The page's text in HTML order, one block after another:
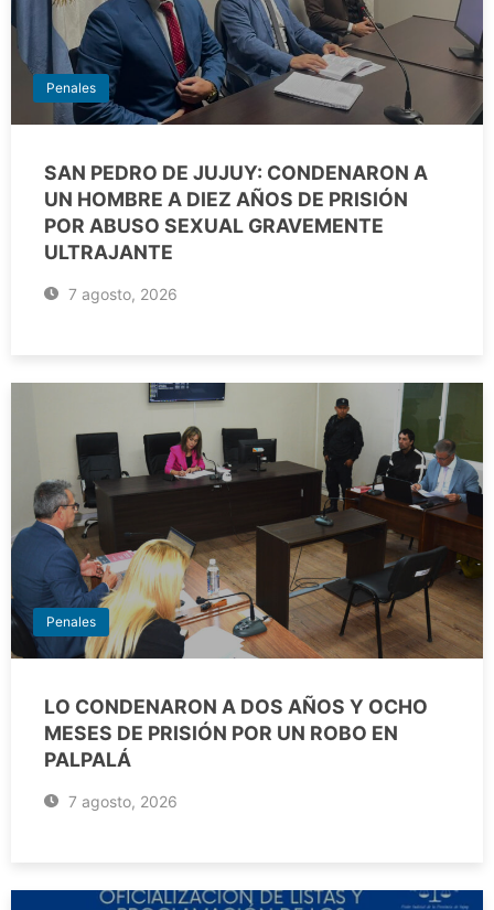
Penales
SAN PEDRO DE JUJUY: CONDENARON A
UN HOMBRE A DIEZ AÑOS DE PRISIÓN
POR ABUSO SEXUAL GRAVEMENTE
ULTRAJANTE
7 agosto, 2026
Penales
LO CONDENARON A DOS AÑOS Y OCHO
MESES DE PRISIÓN POR UN ROBO EN
PALPALÁ
7 agosto, 2026